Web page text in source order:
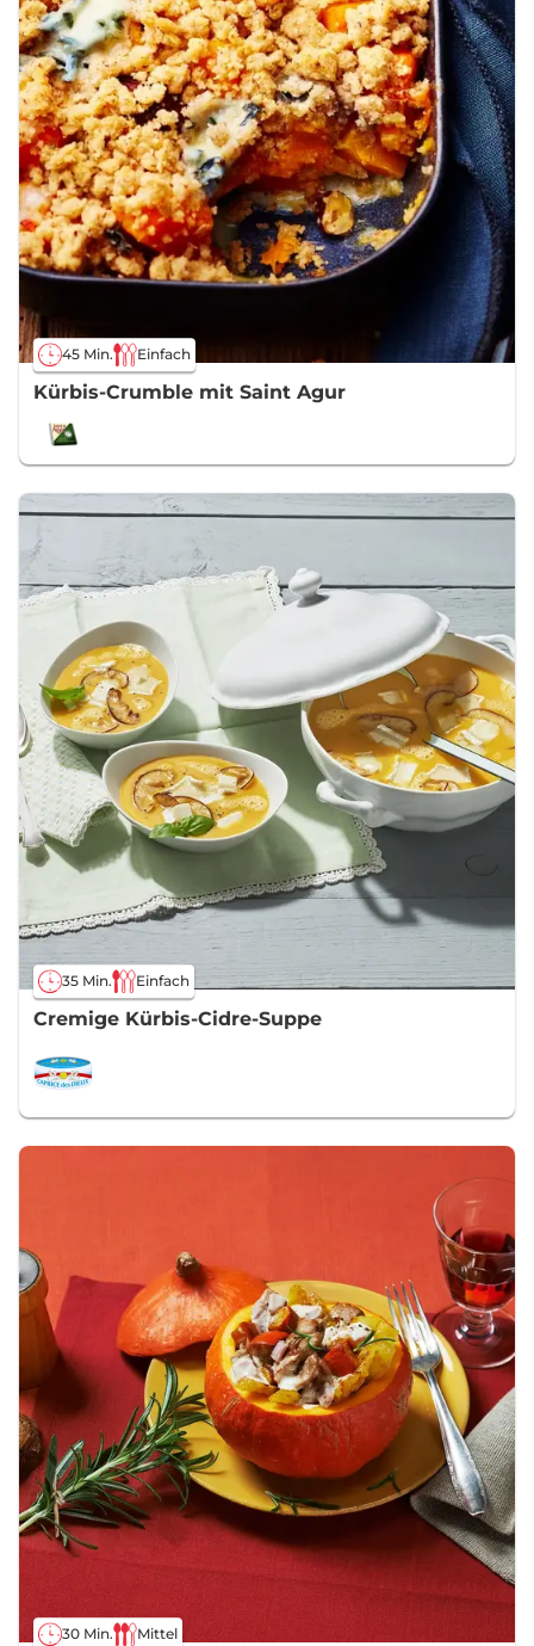
45 Min. Einfach
Kürbis-Crumble mit Saint Agur
35 Min. Einfach
Cremige Kürbis-Cidre-Suppe
30 Min. Mittel